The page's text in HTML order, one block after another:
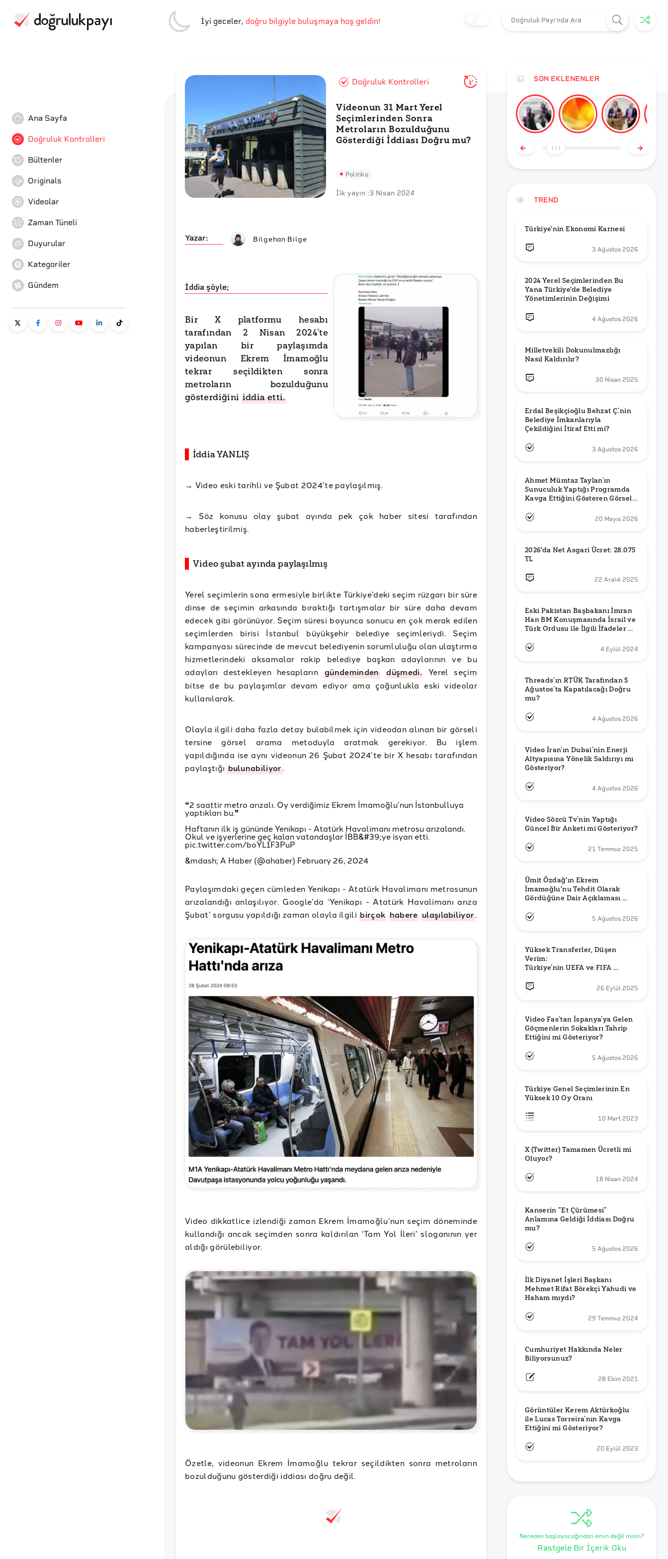
İyi geceler, doğru bilgiyle buluşmaya hoş geldin!
Ana Sayfa
Doğruluk Kontrolleri
Bültenler
Originals
Videolar
Zaman Tüneli
Duyurular
Kategoriler
Gündem
Doğruluk Kontrolleri 1'
Videonun 31 Mart Yerel
Seçimlerinden Sonra
Metroların Bozulduğunu
Gösterdiği İddiası Doğru mu?
Politika
İlk yayın :3 Nisan 2024
Yazar: Bilgehan Bilge
İddia şöyle;
Bir X platformu hesabı
tarafından 2 Nisan 2024’te
yapılan bir paylaşımda
videonun Ekrem İmamoğlu
tekrar seçildikten sonra
metroların bozulduğunu
gösterdiğini iddia etti.
İddia YANLIŞ
→ Video eski tarihli ve Şubat 2024’te paylaşılmış.
→ Söz konusu olay şubat ayında pek çok haber sitesi tarafından
haberleştirilmiş.
Video şubat ayında paylaşılmış
Yerel seçimlerin sona ermesiyle birlikte Türkiye’deki seçim rüzgarı bir süre
dinse de seçimin arkasında bıraktığı tartışmalar bir süre daha devam
edecek gibi görünüyor. Seçim süresi boyunca sonucu en çok merak edilen
seçimlerden birisi İstanbul büyükşehir belediye seçimleriydi. Seçim
kampanyası sürecinde de mevcut belediyenin sorumluluğu olan ulaştırma
hizmetlerindeki aksamalar rakip belediye başkan adaylarının ve bu
adayları destekleyen hesapların gündeminden düşmedi.Yerel seçim
bitse de bu paylaşımlar devam ediyor ama çoğunlukla eski videolar
kullanılarak.
Olayla ilgili daha fazla detay bulabilmek için videodan alınan bir görseli
tersine görsel arama metoduyla aratmak gerekiyor. Bu işlem
yapıldığında ise aynı videonun 26 Şubat 2024’te bir X hesabı tarafından
paylaştığı bulunabiliyor.
❝2 saattir metro arızalı. Oy verdiğimiz Ekrem İmamoğlu’nun İstanbulluya
yaptıkları bu.❞
Haftanın ilk iş gününde Yenikapı - Atatürk Havalimanı metrosu arızalandı.
Okul ve işyerlerine geç kalan vatandaşlar İBB&#39;ye isyan etti.
pic.twitter.com/boYL1F3PuP
&mdash; A Haber (@ahaber) February 26, 2024
Paylaşımdaki geçen cümleden Yenikapı - Atatürk Havalimanı metrosunun
arızalandığı anlaşılıyor. Google’da ‘Yenikapı - Atatürk Havalimanı arıza
Şubat’ sorgusu yapıldığı zaman olayla ilgilibirçok habere ulaşılabiliyor.
Video dikkatlice izlendiği zaman Ekrem İmamoğlu’nun seçim döneminde
kullandığı ancak seçimden sonra kaldırılan ‘Tam Yol İleri’ sloganının yer
aldığı görülebiliyor.
Özetle, videonun Ekrem İmamoğlu tekrar seçildikten sonra metroların
bozulduğunu gösterdiği iddiası doğru değil.
SON EKLENENLER
TREND
Türkiye'nin Ekonomi Karnesi
3 Ağustos 2026
2024 Yerel Seçimlerinden Bu
Yana Türkiye'de Belediye
Yönetimlerinin Değişimi
4 Ağustos 2026
Milletvekili Dokunulmazlığı
Nasıl Kaldırılır?
30 Nisan 2025
Erdal Beşikçioğlu Behzat Ç.’nin
Belediye İmkanlarıyla
3 Ağustos 2026
Ahmet Mümtaz Taylan’ın
Sunuculuk Yaptığı Programda
Kavga Ettiğini Gösteren Görsel
20 Mayıs 2026
2026'da Net Asgari Ücret: 28.075
TL
22 Aralık 2025
Eski Pakistan Başbakanı İmran
Han BM Konuşmasında İsrail ve
Türk Ordusu ile İlgili İfadeler mi
4 Eylül 2024
Threads’ın RTÜK Tarafından 5
Ağustos’ta Kapatılacağı Doğru
mu?
4 Ağustos 2026
Video İran’ın Dubai’nin Enerji
Altyapısına Yönelik Saldırıyı mı
Gösteriyor?
4 Ağustos 2026
Video Sözcü Tv’nin Yaptığı
Güncel Bir Anketi mi Gösteriyor?
21 Temmuz 2025
Ümit Özdağ'ın Ekrem
İmamoğlu'nu Tehdit Olarak
Gördüğüne Dair Açıklaması
5 Ağustos 2026
Yüksek Transferler, Düşen
Verim:
Türkiye’nin UEFA ve FIFA
26 Eylül 2025
Video Fas’tan İspanya’ya Gelen
Göçmenlerin Sokakları Tahrip
Ettiğini mi Gösteriyor?
5 Ağustos 2026
Türkiye Genel Seçimlerinin En
Yüksek 10 Oy Oranı
10 Mart 2023
X (Twitter) Tamamen Ücretli mi
Oluyor?
18 Nisan 2024
Kanserin “Et Çürümesi”
Anlamına Geldiği İddiası Doğru
mu?
5 Ağustos 2026
İlk Diyanet İşleri Başkanı
Mehmet Rifat Börekçi Yahudi ve
Haham mıydı?
29 Temmuz 2024
Cumhuriyet Hakkında Neler
Biliyorsunuz?
28 Ekim 2021
Görüntüler Kerem Aktürkoğlu
ile Lucas Torreira’nın Kavga
Ettiğini mi Gösteriyor?
20 Eylül 2023
Nereden başlayacağından emin değil misin?
Rastgele Bir İçerik Oku